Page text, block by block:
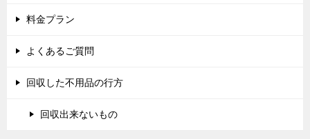
料金プラン
よくあるご質問
回収した不用品の行方
回収出来ないもの